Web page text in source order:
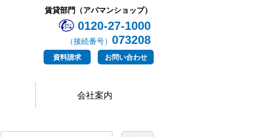
賃貸部門（アパマンショップ）
0120-27-1000
（接続番号） 073208
資料請求 お問い合わせ
会社案内